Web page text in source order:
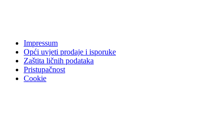
Impressum
Opći uvjeti prodaje i isporuke
Zaštita ličnih podataka
Pristupačnost
Cookie